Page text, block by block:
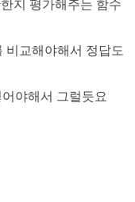
지 평가해주는 함수
비교해야해서 정답도
야해서 그럴듯요